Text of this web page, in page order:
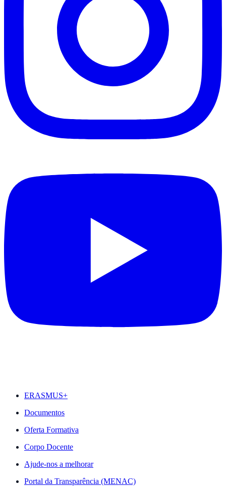
ERASMUS+
Documentos
Oferta Formativa
Corpo Docente
Ajude-nos a melhorar
Portal da Transparência (MENAC)